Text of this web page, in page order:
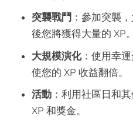
突襲戰鬥 ：參加突襲
後您將獲得大量的 XP。
大規模演化：使用幸運
使您的 XP 收益翻倍。
活動：利用社區日和
XP 和獎金。